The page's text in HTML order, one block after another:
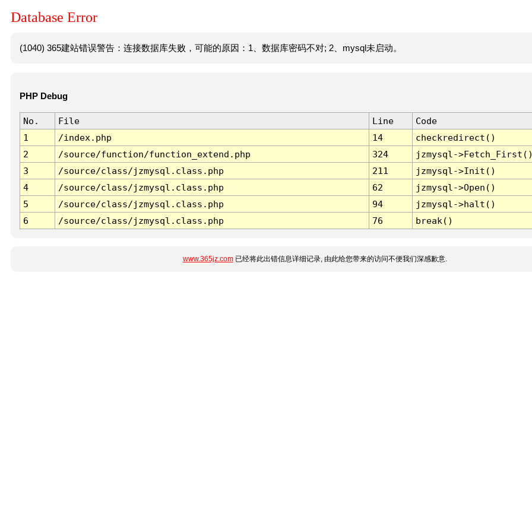
Database Error
(1040) 365建站错误警告：连接数据库失败，可能的原因：1、数据库密码不对; 2、mysql未启动。
PHP Debug
No. File Line
Code
1
/index.php 14
checkredirect()
2
/source/function/function_extend.php 324
jzmysql-
3
/source/class/jzmysql.class.php 211
jzmysql->Init()
4
/source/class/jzmysql.class.php 62
jzmysql->Open()
5
/source/class/jzmysql.class.php 94
jzmysql->halt()
6
/source/class/jzmysql.class.php 76 break()
www.365jz.com已经将此出错信息详细记录, 由此给您带来的访问不便我们深感歉意.